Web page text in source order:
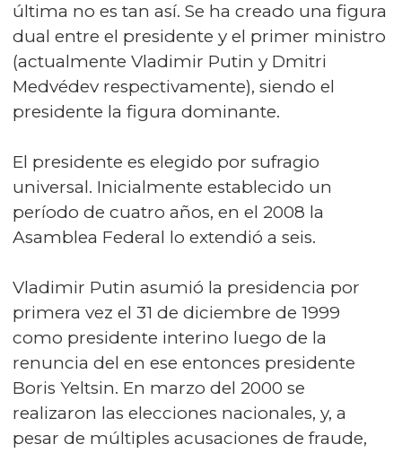
última no es tan así. Se ha creado una figura
dual entre el presidente y el primer ministro
(actualmente Vladimir Putin y Dmitri
Medvédev respectivamente), siendo el
presidente la figura dominante.
El presidente es elegido por sufragio
universal. Inicialmente establecido un
período de cuatro años, en el 2008 la
Asamblea Federal lo extendió a seis.
Vladimir Putin asumió la presidencia por
primera vez el 31 de diciembre de 1999
como presidente interino luego de la
renuncia del en ese entonces presidente
Boris Yeltsin. En marzo del 2000 se
realizaron las elecciones nacionales, y, a
pesar de múltiples acusaciones de fraude,